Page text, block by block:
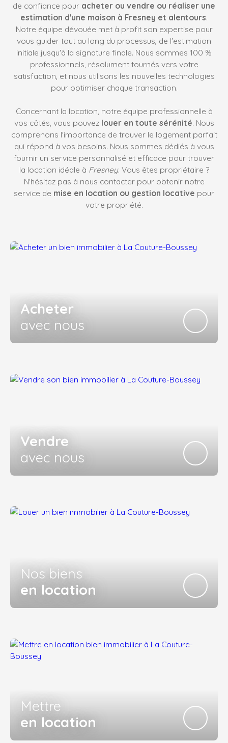
de confiance pour acheter ou vendre ou réaliser une
estimation d'une maison à Fresney et alentours.
Notre équipe dévouée met à profit son expertise pour
vous guider tout au long du processus, de l'estimation
initiale jusqu'à la signature finale. Nous sommes 100 %
professionnels, résolument tournés vers votre
satisfaction, et nous utilisons les nouvelles technologies
pour optimiser chaque transaction.
Concernant la location, notre équipe professionnelle à
vos côtés, vous pouvez louer en toute sérénité. Nous
comprenons l'importance de trouver le logement parfait
qui répond à vos besoins. Nous sommes dédiés à vous
fournir un service personnalisé et efficace pour trouver
la location idéale à Fresney. Vous êtes propriétaire ?
N'hésitez pas à nous contacter pour obtenir notre
service de mise en location ou gestion locative pour
votre propriété.
Acheter
avec nous
Vendre
avec nous
Nos biens
en location
Mettre
en location